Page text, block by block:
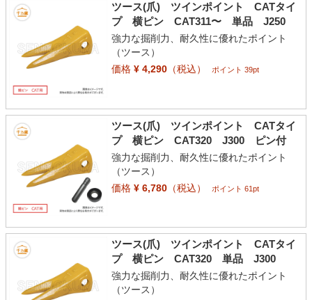
ツース(爪) ツインポイント CATタイ
プ 横ピン CAT311〜 単品 J250
強力な掘削力、耐久性に優れたポイント
（ツース）
価格¥ 4,290（税込） ポイント 39pt
ツース(爪) ツインポイント CATタイ
プ 横ピン CAT320 J300 ピン付
強力な掘削力、耐久性に優れたポイント
（ツース）
価格¥ 6,780（税込） ポイント 61pt
ツース(爪) ツインポイント CATタイ
プ 横ピン CAT320 単品 J300
強力な掘削力、耐久性に優れたポイント
（ツース）